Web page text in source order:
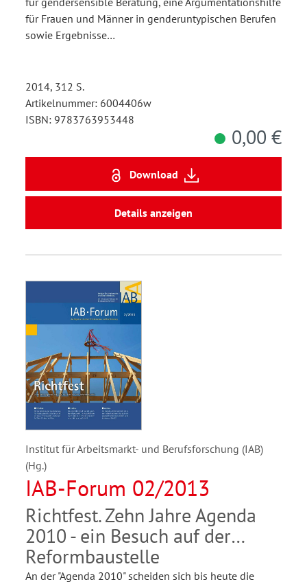
für Frauen und Männer in genderuntypischen Berufen
sowie Ergebnisse…
2014, 312 S.
Artikelnummer: 6004406w
ISBN: 9783763953448
0,00 €
Download
Details anzeigen
Institut für Arbeitsmarkt- und Berufsforschung (IAB)
(Hg.)
IAB-Forum 02/2013
Richtfest. Zehn Jahre Agenda
2010 - ein Besuch auf der
Reformbaustelle
An der "Agenda 2010" scheiden sich bis heute die